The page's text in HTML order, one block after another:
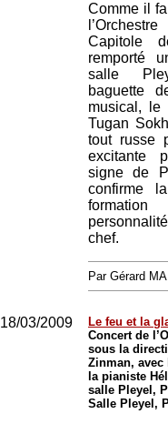
Comme il
Capitole
remporté
salle
baguette
musical, le
Tugan
tout russe
excitante
signe de
confirme
chef.
Par Gérard
18/03/2009
Le feu et la
Concert de
sous la
Zinman,
la pianiste
salle Pleyel,
Salle Pleyel,